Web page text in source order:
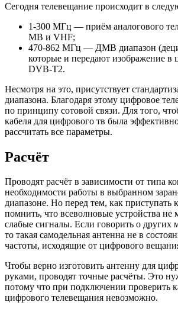
Сегодня телевещание происходит в
1-300 МГц — приём аналогового
МВ и VHF;
470-862 МГц — ДМВ диапазон
которые и передают изображение в
DVB-T2.
Несмотря на это, присутствует
диапазона. Благодаря этому цифровое
по принципу сотовой связи. Для того,
кабеля для цифрового тв была
рассчитать все параметры.
Расчёт
Проводят расчёт в зависимости от типа
необходимости работы в выбранном
диапазоне. Но перед тем, как приступать
помнить, что всеволновые устройства не
слабые сигналы. Если говорить о других
то такая самодельная антенна не в
частоты, исходящие от цифрового
Чтобы верно изготовить антенну для
руками, проводят точные расчёты. Это
потому что при подключении проверить
цифрового телевещания невозможно.